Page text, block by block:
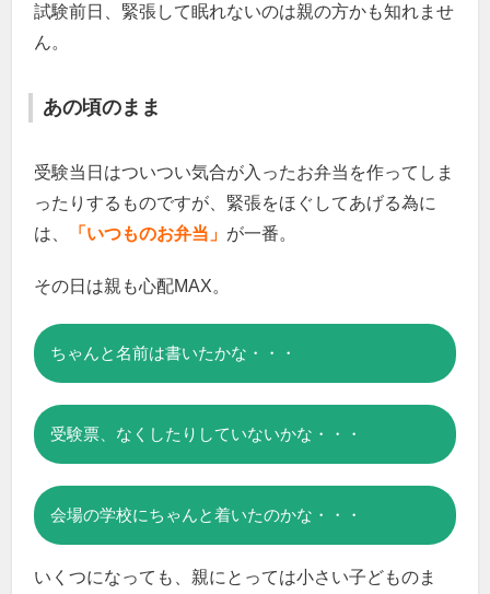
試験前日、緊張して眠れないのは親の方かも知れませ
ん。
あの頃のまま
受験当日はついつい気合が入ったお弁当を作ってしま
ったりするものですが、緊張をほぐしてあげる為に
は、
「いつものお弁当」 が一番。
その日は親も心配MAX。
ちゃんと名前は書いたかな・・・
受験票、なくしたりしていないかな・・・
会場の学校にちゃんと着いたのかな・・・
いくつになっても、親にとっては小さい子どものま